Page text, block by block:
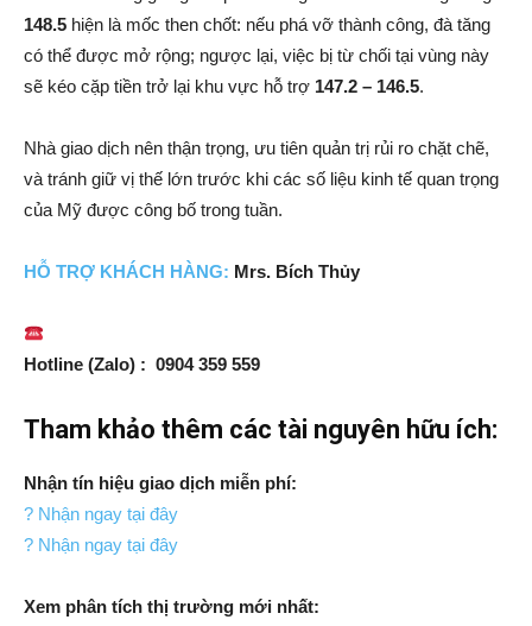
148.5 hiện là mốc then chốt: nếu phá vỡ thành công, đà tăng
có thể được mở rộng; ngược lại, việc bị từ chối tại vùng này
sẽ kéo cặp tiền trở lại khu vực hỗ trợ 147.2 – 146.5.
Nhà giao dịch nên thận trọng, ưu tiên quản trị rủi ro chặt chẽ,
và tránh giữ vị thế lớn trước khi các số liệu kinh tế quan trọng
của Mỹ được công bố trong tuần.
HỖ TRỢ KHÁCH HÀNG: Mrs. Bích Thủy
Hotline (Zalo) : 0904 359 559
Tham khảo thêm các tài nguyên hữu ích:
Nhận tín hiệu giao dịch miễn phí:
? Nhận ngay tại đây
? Nhận ngay tại đây
Xem phân tích thị trường mới nhất: